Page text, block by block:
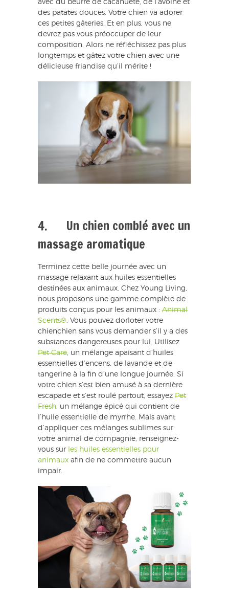
avec du beurre de cacahuète, de l’avoine et
des patates douces. Votre chien va adorer
ces petites gâteries. Et en plus, vous ne
devrez pas vous préoccuper de leur
composition. Alors ne réfléchissez pas plus
longtemps et gâtez votre chien avec une
délicieuse friandise qu’il mérite !
4. Un chien comblé avec un
massage aromatique
Terminez cette belle journée avec un
massage relaxant aux huiles essentielles
destinées aux animaux. Chez Young Living,
nous proposons une gamme complète de
produits conçus pour les animaux : Animal
Scents®. Vous pouvez dorloter votre
chienchien sans vous demander s’il y a des
substances dangereuses pour lui. Utilisez
Pet Care, un mélange apaisant d’huiles
essentielles d’encens, de lavande et de
tangerine à la fin d’une longue journée. Si
votre chien s’est bien amusé à sa dernière
escapade et s’est roulé partout, essayez Pet
Fresh, un mélange épicé qui contient de
l’huile essentielle de myrrhe. Mais avant
d’appliquer ces mélanges sublimes sur
votre animal de compagnie, renseignez-
vous sur les huiles essentielles pour
animaux afin de ne commettre aucun
impair.